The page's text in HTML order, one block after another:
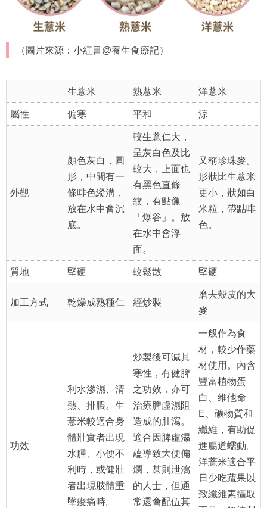
（圖片來源：小紅書@養生食療記）
生薏米 熟薏米 洋薏米
屬性 偏寒 平和 涼
外觀
顏色灰白，圓
形，中間有一
條啡色縱溝，
放在水中會沉
底。
較生薏仁大，
呈灰白色及比
較大，上面也
有黑色直條
紋，有點像
「爆谷」。放
在水中會浮
面。
又稱珍珠麥。
形狀比生薏米
更小，狀如白
米粒，帶點啡
色。
質地 堅硬 較鬆散 堅硬
加工方式 乾燥成熟種仁 經炒製
磨去殼皮的大
麥
功效
利水滲濕、清
熱、排膿。生
薏米較適合身
體壯實者出現
水腫、小便不
利時，或健壯
者出現肢體重
墜痠痛時。
炒製後可減其
寒性，有健脾
之功效，亦可
治療脾虛濕阻
造成的肚瀉。
適合因脾虛濕
蘊導致大便偏
爛，甚則泄瀉
的人士，但通
常還會配伍其
一般作為食
材，較少作藥
材使用。內含
豐富植物蛋
白、維他命
E、礦物質和
纖維，有助促
進腸道蠕動。
洋薏米適合平
日少吃蔬果以
致纖維素攝取